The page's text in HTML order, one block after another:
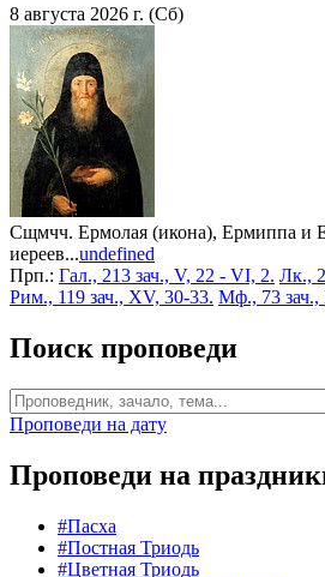
8 августа 2026 г. (Сб)
Сщмчч. Ермолая (икона), Ермиппа и
иереев...undefined
Прп.: Гал., 213 зач., V, 22 - VI, 2. Лк.,
Рим., 119 зач., XV, 30-33. Мф., 73
Поиск проповеди
Проповеди на дату
Проповеди на
#Пасха
#Постная Триодь
#Цветная Триодь